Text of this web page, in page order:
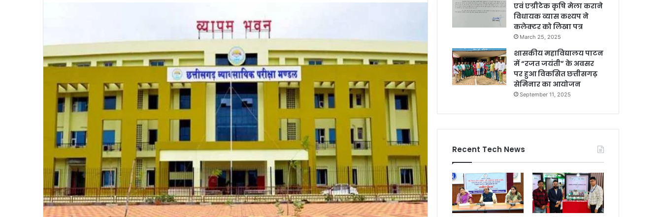
एवं एग्रीटेक कृषि मेला कराने
विधायक व्यास कश्यप ने
कलेक्टर को लिखा पत्र
March 25, 2025
शासकीय महाविद्यालय पाटन
में “रजत जयंती” के अवसर
पर हुआ विकसित छत्तीसगढ़
सेमिनार का आयोजन
September 11, 2025
Recent Tech News